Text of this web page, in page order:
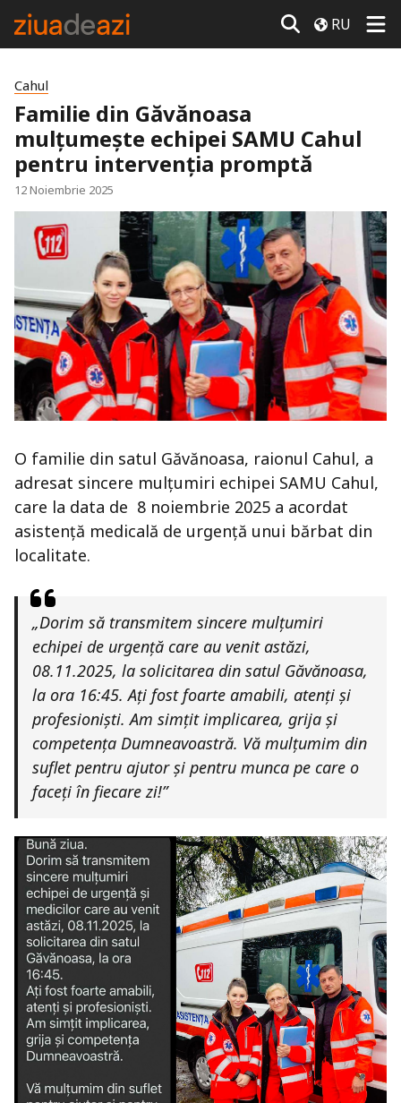
RU
Cahul
Familie din Găvănoasa
mulțumește echipei SAMU Cahul
pentru intervenția promptă
12 Noiembrie 2025
O familie din satul Găvănoasa, raionul Cahul, a
adresat sincere mulțumiri echipei SAMU Cahul,
care la data de 8 noiembrie 2025 a acordat
asistență medicală de urgență unui bărbat din
localitate.
„Dorim să transmitem sincere mulțumiri
echipei de urgență care au venit astăzi,
08.11.2025, la solicitarea din satul Găvănoasa,
la ora 16:45. Ați fost foarte amabili, atenți și
profesioniști. Am simțit implicarea, grija și
competența Dumneavoastră. Vă mulțumim din
suflet pentru ajutor și pentru munca pe care o
faceți în fiecare zi!”